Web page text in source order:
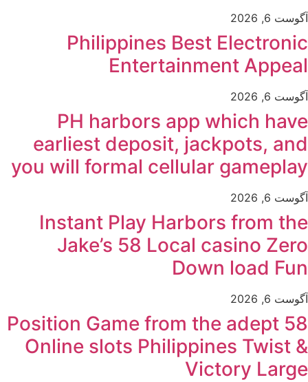
آگوست 6, 2026
Philippines Best Electronic
Entertainment Appeal
آگوست 6, 2026
PH harbors app which have
earliest deposit, jackpots, and
you will formal cellular gameplay
آگوست 6, 2026
Instant Play Harbors from the
Jake’s 58 Local casino Zero
Down load Fun
آگوست 6, 2026
Position Game from the adept 58
Online slots Philippines Twist &
Victory Large